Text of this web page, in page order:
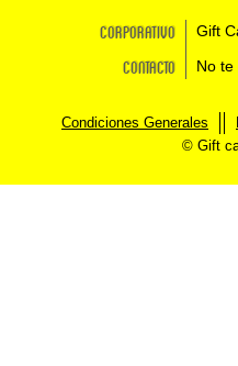
Corporativo Gift
Contacto No
Condiciones Generales
© Gift